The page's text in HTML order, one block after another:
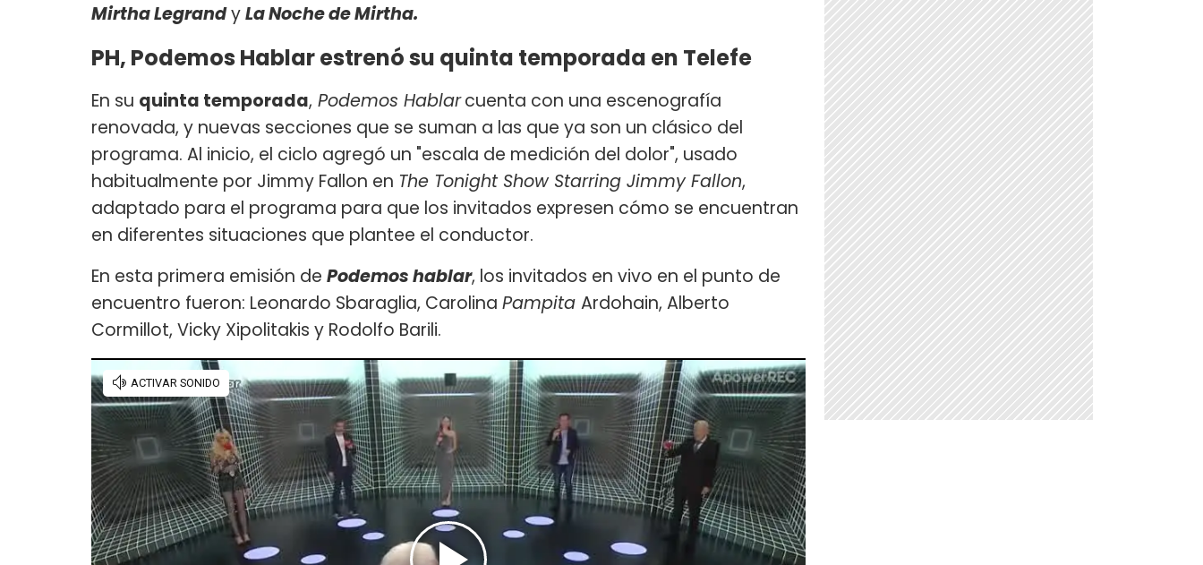
Mirtha LegrandyLa Noche de Mirtha.
PH, Podemos Hablar estrenó su quinta temporada en Telefe
En su quinta temporada, Podemos Hablarcuenta con una escenografía
renovada, y nuevas secciones que se suman a las que ya son un clásico del
programa. Al inicio, el ciclo agregó un "escala de medición del dolor", usado
habitualmente por Jimmy Fallon en The Tonight Show Starring Jimmy Fallon,
adaptado para el programa para que los invitados expresen cómo se encuentran
en diferentes situaciones que plantee el conductor.
En esta primera emisión de Podemos hablar, los invitados en vivo en el punto de
encuentro fueron: Leonardo Sbaraglia, Carolina Pampita Ardohain, Alberto
Cormillot, Vicky Xipolitakis y Rodolfo Barili.